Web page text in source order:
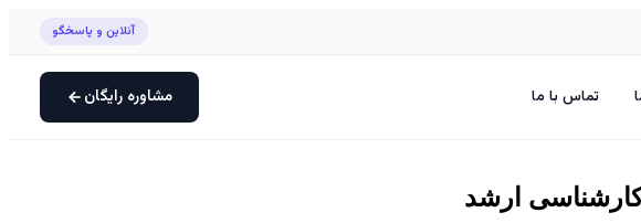
آنلاین و پاسخگو
تماس با ما مشاوره رایگان
کارشناسی ارشد